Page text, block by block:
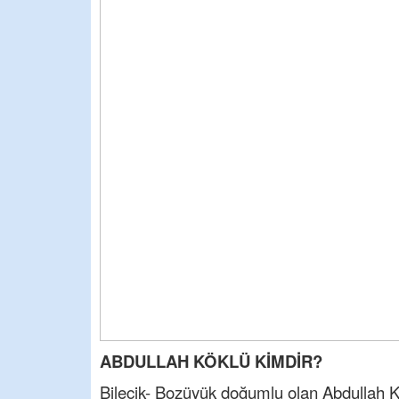
ABDULLAH KÖKLÜ KİMDİR?
Bilecik- Bozüyük doğumlu olan Abdullah